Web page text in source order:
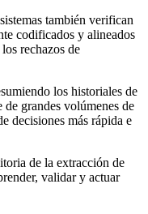
también verifican
codificados y alineados
rechazos de
los historiales de
de grandes volúmenes de
decisiones más rápida e
de la extracción de
validar y actuar